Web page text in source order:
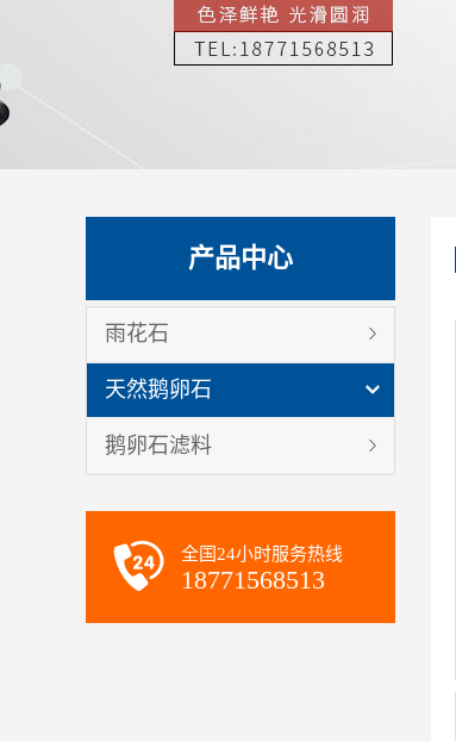
产品中心
雨花石
天然鹅卵石
鹅卵石滤料
全国24小时服务热线
18771568513